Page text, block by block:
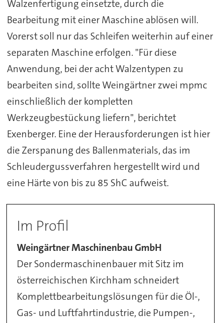
Walzenfertigung einsetzte, durch die
Bearbeitung mit einer Maschine ablösen will.
Vorerst soll nur das Schleifen weiterhin auf einer
separaten Maschine erfolgen. "Für diese
Anwendung, bei der acht Walzentypen zu
bearbeiten sind, sollte Weingärtner zwei mpmc
einschließlich der kompletten
Werkzeugbestückung liefern", berichtet
Exenberger. Eine der Herausforderungen ist hier
die Zerspanung des Ballenmaterials, das im
Schleudergussverfahren hergestellt wird und
eine Härte von bis zu 85 ShC aufweist.
Im Profil
Weingärtner Maschinenbau GmbH
Der Sondermaschinenbauer mit Sitz im
österreichischen Kirchham schneidert
Komplettbearbeitungslösungen für die Öl-,
Gas- und Luftfahrtindustrie, die Pumpen-,